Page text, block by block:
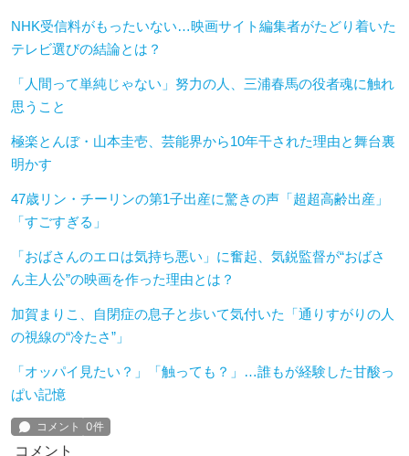
NHK受信料がもったいない…映画サイト編集者がたどり着いた
テレビ選びの結論とは？
「人間って単純じゃない」努力の人、三浦春馬の役者魂に触れ
思うこと
極楽とんぼ・山本圭壱、芸能界から10年干された理由と舞台裏
明かす
47歳リン・チーリンの第1子出産に驚きの声「超超高齢出産」
「すごすぎる」
「おばさんのエロは気持ち悪い」に奮起、気鋭監督が“おばさ
ん主人公”の映画を作った理由とは？
加賀まりこ、自閉症の息子と歩いて気付いた「通りすがりの人
の視線の“冷たさ”」
「オッパイ見たい？」「触っても？」…誰もが経験した甘酸っ
ぱい記憶